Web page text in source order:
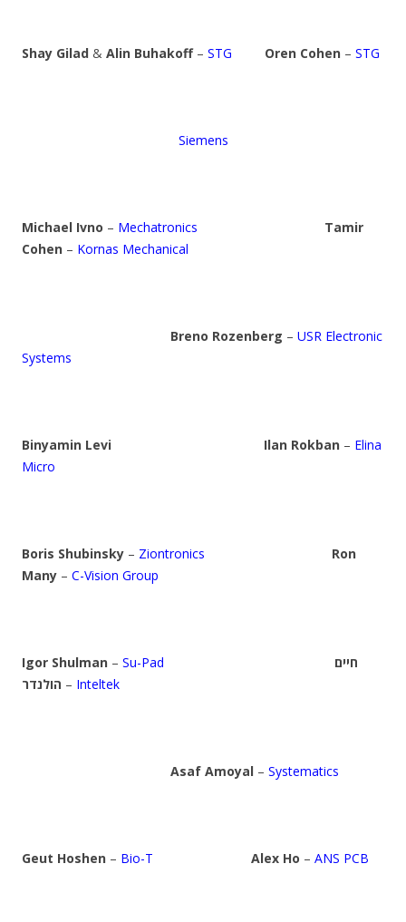
Shay Gilad & Alin Buhakoff– STG Oren Cohen – STG
Siemens
Michael Ivno – Mechatronics
Tamir
Cohen – Kornas Mechanical
Breno Rozenberg – USR Electronic
Systems
Binyamin Levi Ilan Rokban – Elina
Micro
Boris Shubinsky – Ziontronics
Ron
Many – C-Vision Group
Igor Shulman – Su-Pad
חיים
הולנדר – Inteltek
Asaf Amoyal – Systematics
Geut Hoshen – Bio-T Alex Ho – ANS PCB